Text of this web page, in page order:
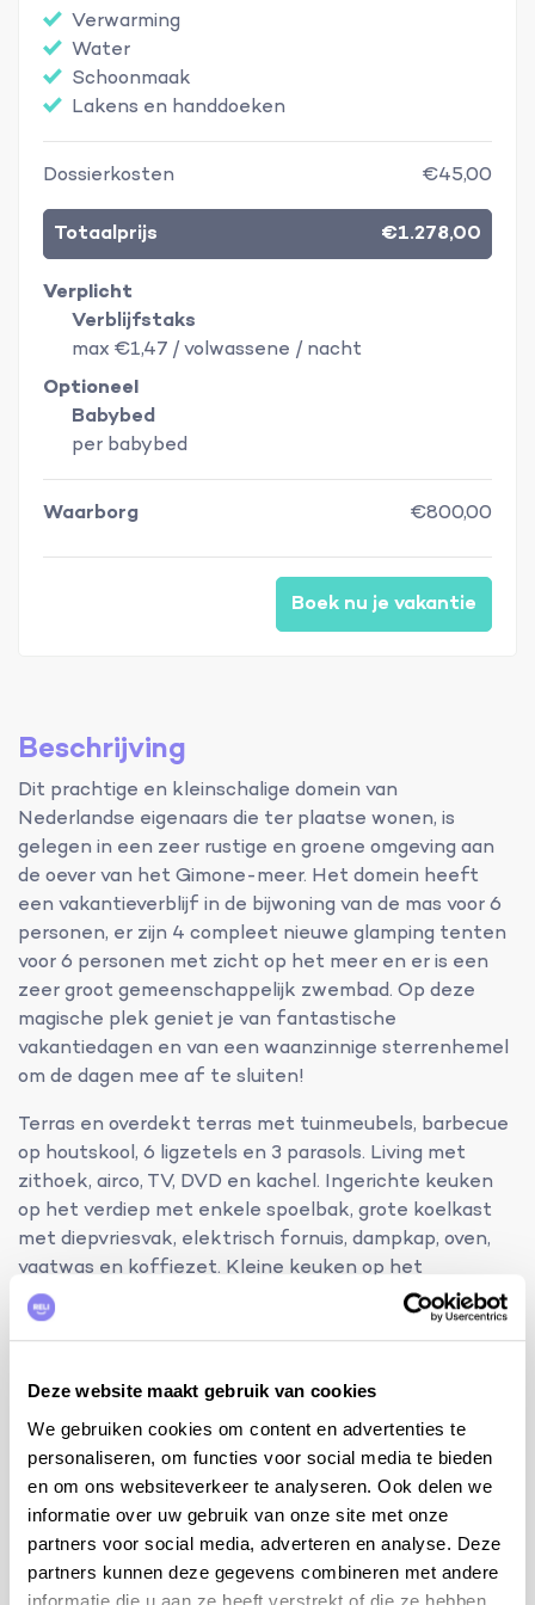
Deze website maakt gebruik van cookies
We gebruiken cookies om content en advertenties te
personaliseren, om functies voor social media te bieden
en om ons websiteverkeer te analyseren. Ook delen we
informatie over uw gebruik van onze site met onze
partners voor social media, adverteren en analyse. Deze
partners kunnen deze gegevens combineren met andere
informatie die u aan ze heeft verstrekt of die ze hebben
Verwarming
Water
Schoonmaak
Lakens en handdoeken
Dossierkosten €45,00
Totaalprijs €1.278,00
Verplicht
Verblijfstaks
max €1,47 / volwassene / nacht
Optioneel
Babybed
per babybed
Waarborg €800,00
Boek nu je vakantie
Beschrijving
Dit prachtige en kleinschalige domein van
Nederlandse eigenaars die ter plaatse wonen, is
gelegen in een zeer rustige en groene omgeving aan
de oever van het Gimone-meer. Het domein heeft
een vakantieverblijf in de bijwoning van de mas voor 6
personen, er zijn 4 compleet nieuwe glamping tenten
voor 6 personen met zicht op het meer en er is een
zeer groot gemeenschappelijk zwembad. Op deze
magische plek geniet je van fantastische
vakantiedagen en van een waanzinnige sterrenhemel
om de dagen mee af te sluiten!
Terras en overdekt terras met tuinmeubels, barbecue
op houtskool, 6 ligzetels en 3 parasols. Living met
zithoek, airco, TV, DVD en kachel. Ingerichte keuken
op het verdiep met enkele spoelbak, grote koelkast
met diepvriesvak, elektrisch fornuis, dampkap, oven,
vaatwas en koffiezet. Kleine keuken op het
gelijkvloers. Aparte berging met wasmachine en
stofzuiger.
tenten:Glamping tent 1/Glamping tent 2
tent 3/Glamping tent 4
bijkomende info:
tussen 6/07 en 24/08 wordt een gratis 3-gangen
diner aangeboden door de eigenaars op de avond
van aankomst